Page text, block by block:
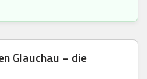
Glauchau – die